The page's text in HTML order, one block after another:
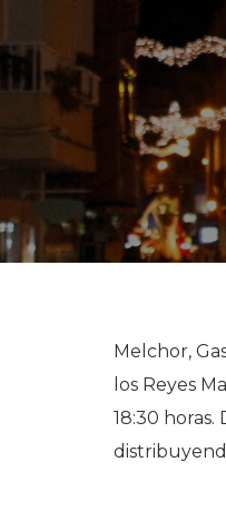
Melchor,
los Reyes
18:30